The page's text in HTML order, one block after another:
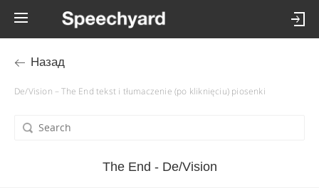
Назад
De/Vision – The End tekst i tłumaczenie (po kliknięciu) piosenki
The End - De/Vision